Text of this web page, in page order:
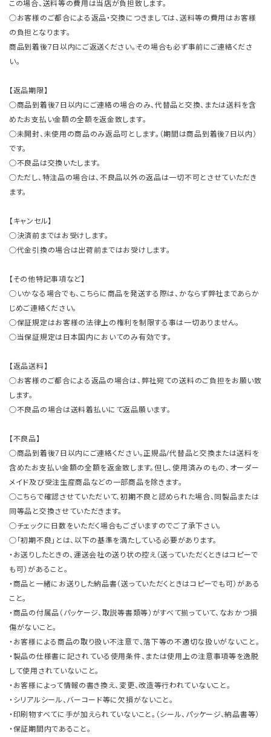
この場合、送料等の費用は当店が負担致します。
○お客様のご都合による返品・交換につきましては、送料等の費用はお客様
の負担となります。
商品到着後7日以内にご返送ください。その場合も必ず事前にご連絡くださ
い。
【返品期限】
○商品到着後7日以内にご連絡の場合のみ、代替品と交換、または送料を含
めたお支払い金額の全額を返金致します。
○未開封、未使用の商品のみ返品可とします。（期間は商品到着後7日以内）
です。
○不良品は交換いたします。
○ただし、特注品の場合は、不良品以外の返品は一切不可とさせていただき
ます。
【キャンセル】
○決済前まではお受けします。
○代金引換の場合は出荷前まではお受けします。
【その他特記事項など】
○いかなる場合でも、こちらに商品を発送する際は、かならず弊社まであらか
じめご連絡ください。
○保証規定はお客様の法律上の権利を制限する事は一切ありません。
○当保証規定は日本国内においてのみ有効です。
【返品送料】
○お客様のご都合による返品の場合は、弊社宛ての送料のご負担をお願い致
します。
○不良品の場合は送料着払いにて返品願います。
【不良品】
○商品到着後7日以内にご連絡ください。正規品/代替品と交換または送料を
含めたお支払い金額の全額を返金致します。但し、使用済みのもの、オーダー
メイド及び受注生産商品などの一部商品を除きます。
○こちらで確認させていただいて、初期不良と認められた場合、同製品または
同等品と交換させていただきます。
○チェックに日数をいただく場合もございますのでご了承下さい。
○「初期不良」とは、以下の基準を満たしている必要があります。
・お送りしたときの、運送会社の送り状の控え（送っていただくときはコピーで
も可）があること。
・商品と一緒にお送りした納品書（送っていただくときはコピーでも可）がある
こと。
・商品の付属品（パッケージ、取説等書類等）がすべて揃っていて、なおかつ損
傷がないこと。
・お客様による商品の取り扱い不注意で、落下等の不適切な扱いがないこと。
・製品の仕様書に記されている使用条件、または使用上の注意事項等を逸脱
して使用されていないこと。
・お客様によって情報の書き換え、変更、改造等行われていないこと。
・シリアルシール、バーコード等に欠損がないこと。
・印刷物すべてに手が加えられていないこと。（シール、パッケージ、納品書等）
・保証期間内であること。